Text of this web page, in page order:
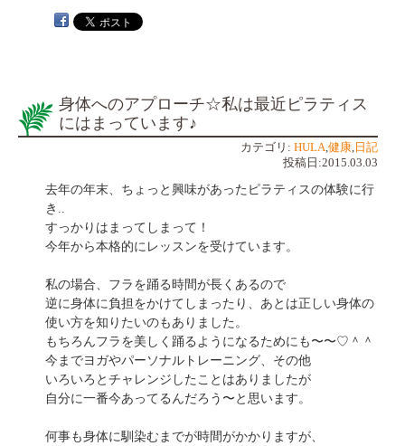
身体へのアプローチ☆私は最近ピラティス
にはまっています♪
カテゴリ: HULA,健康, 日記
投稿日:2015.03.03
去年の年末、ちょっと興味があったピラティスの体験に行
き..
すっかりはまってしまって！
今年から本格的にレッスンを受けています。
私の場合、フラを踊る時間が長くあるので
逆に身体に負担をかけてしまったり、あとは正しい身体の
使い方を知りたいのもありました。
もちろんフラを美しく踊るようになるためにも〜〜♡＾＾
今までヨガやパーソナルトレーニング、その他
いろいろとチャレンジしたことはありましたが
自分に一番今あってるんだろう〜と思います。
何事も身体に馴染むまでが時間がかかりますが、